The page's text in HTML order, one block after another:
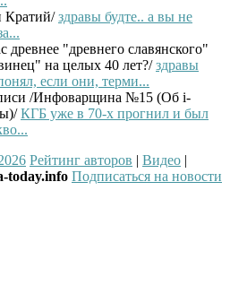
Кратий/здравы будте.. а вы не
древнее "древнего славянского"
на целых 40 лет?/здравы
если они, терми...
/Инфоварщина №15 (Об i-
КГБ уже в 70-х прогнил и был
Рейтинг авторов | Видео |
today.info Подписаться на новости